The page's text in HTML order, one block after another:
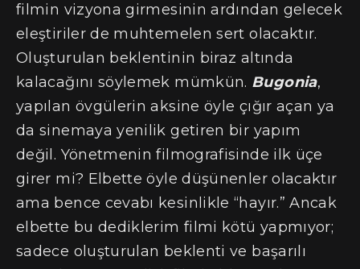
filmin vizyona girmesinin ardından gelecek
eleştiriler de muhtemelen sert olacaktır.
Oluşturulan beklentinin biraz altında
kalacağını söylemek mümkün. Bugonia,
yapılan övgülerin aksine öyle çığır açan ya
da sinemaya yenilik getiren bir yapım
değil. Yönetmenin filmografisinde ilk üçe
girer mi? Elbette öyle düşünenler olacaktır
ama bence cevabı kesinlikle “hayır.” Ancak
elbette bu dediklerim filmi kötü yapmıyor;
sadece oluşturulan beklenti ve başarılı